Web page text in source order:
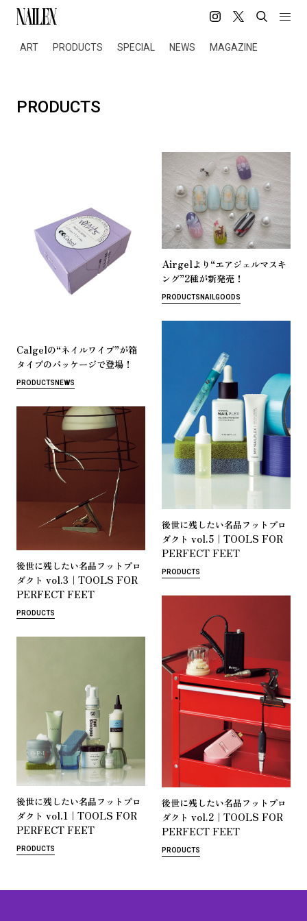
ART PRODUCTS SPECIAL NEWS MAGAZINE
PRODUCTS
Calgelの“ネイ ルワ イ プ”が箱
タ イ プのパ ッ ケージで登場 ！
PRODUCTS NEWS
Airgelよ り “エアジェルマスキ
ング”2種が新発売 ！
PRODUCTS NAILGOODS
後世に残 したい名品フ ッ ト プロ
ダク ト vol.5｜TOOLS FOR
PERFECT FEET
PRODUCTS
後世に残 したい名品フ ッ ト プロ
ダク ト vol.3｜TOOLS FOR
PERFECT FEET
PRODUCTS
後世に残 したい名品フ ッ ト プロ
ダク ト vol.2｜TOOLS FOR
PERFECT FEET
PRODUCTS
後世に残 したい名品フ ッ ト プロ
ダク ト vol.1｜TOOLS FOR
PERFECT FEET
PRODUCTS